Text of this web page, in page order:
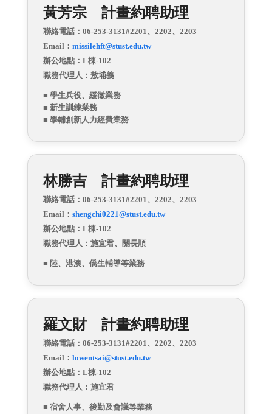
黃芳宗 計畫約聘助理
聯絡電話：06-253-3131#2201、2202、2203
Email： missilehft@stust.edu.tw
辦公地點：L棟-102
職務代理人： 敖埔義
■ 學生兵役、緩徵業務
■ 新生訓練業務
■ 學輔創新人力經費業務
林勝吉 計畫約聘助理
聯絡電話：06-253-3131#2201、2202、2203
Email： shengchi0221@stust.edu.tw
辦公地點：L棟-102
職務代理人：施宜君、關長順
■ 陸、港澳、僑生輔導等業務
羅文財 計畫約聘助理
聯絡電話：06-253-3131#2201、2202、2203
Email： lowentsai@stust.edu.tw
辦公地點：L棟-102
職務代理人：施宜君
■ 宿舍人事、後勤及會議等業務